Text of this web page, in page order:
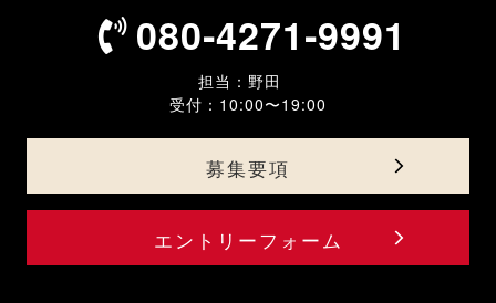
080‐4271‐9991
担当：野田
受付：10:00〜19:00
募集要項
エントリーフォーム